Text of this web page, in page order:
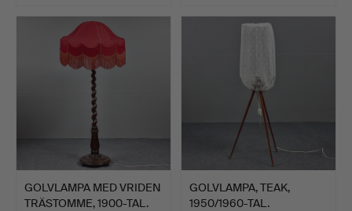
GOLVLAMPA MED VRIDEN
TRÄSTOMME, 1900-TAL.
GOLVLAMPA, TEAK,
1950/1960-TAL.